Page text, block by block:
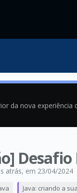
da nova
atrás, em 23/04/2024
Java: criando a